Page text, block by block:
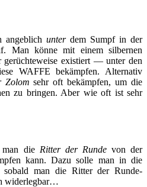
unterdem Sumpf in der
Man könne mit einem silbernen
existiert — unter den
WAFFE bekämpfen. Alternativ
Zolom sehr oft bekämpfen, um die
zu bringen. Aber wie oft ist sehr
man die Ritter der Rundevon der
kann. Dazu solle man in die
sobald man die Ritter der Runde-
widerlegbar…